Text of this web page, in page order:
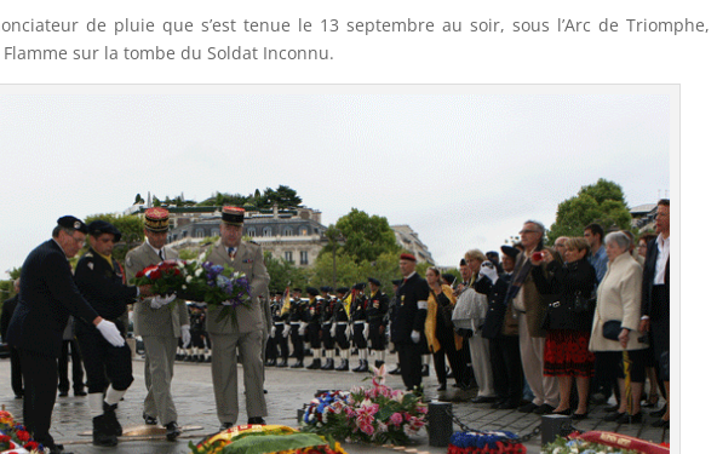
de pluie que s’est tenue le 13 septembre au soir, sous l’Arc de Triomphe,
sur la tombe du Soldat Inconnu.